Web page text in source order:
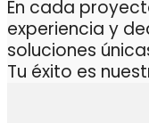
En cada
experiencia y
soluciones
Tu éxito es